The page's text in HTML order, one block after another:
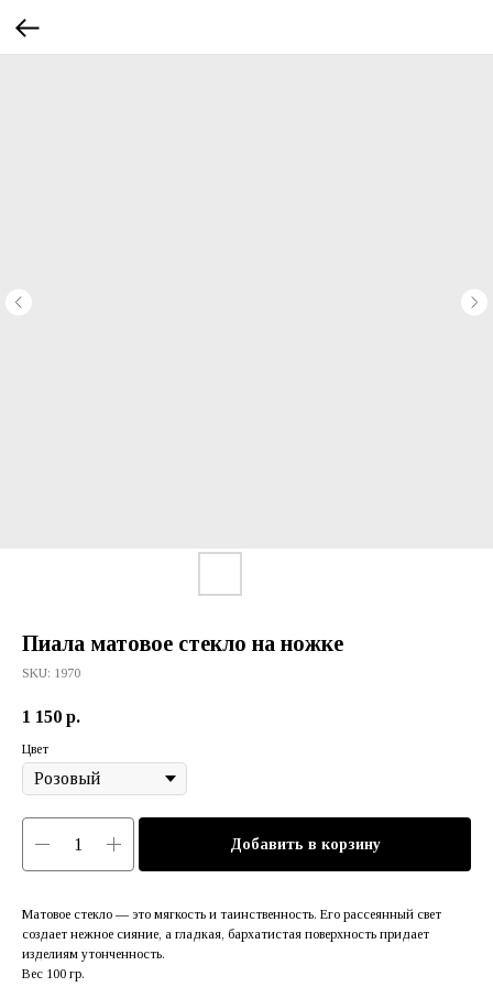
Пиала матовое стекло на ножке
SKU: 1970
1 150 р.
Цвет
Добавить в корзину
Матовое стекло — это мягкость и таинственность. Его рассеянный свет
создает нежное сияние, а гладкая, бархатистая поверхность придает
изделиям утонченность.
Вес 100 гр.